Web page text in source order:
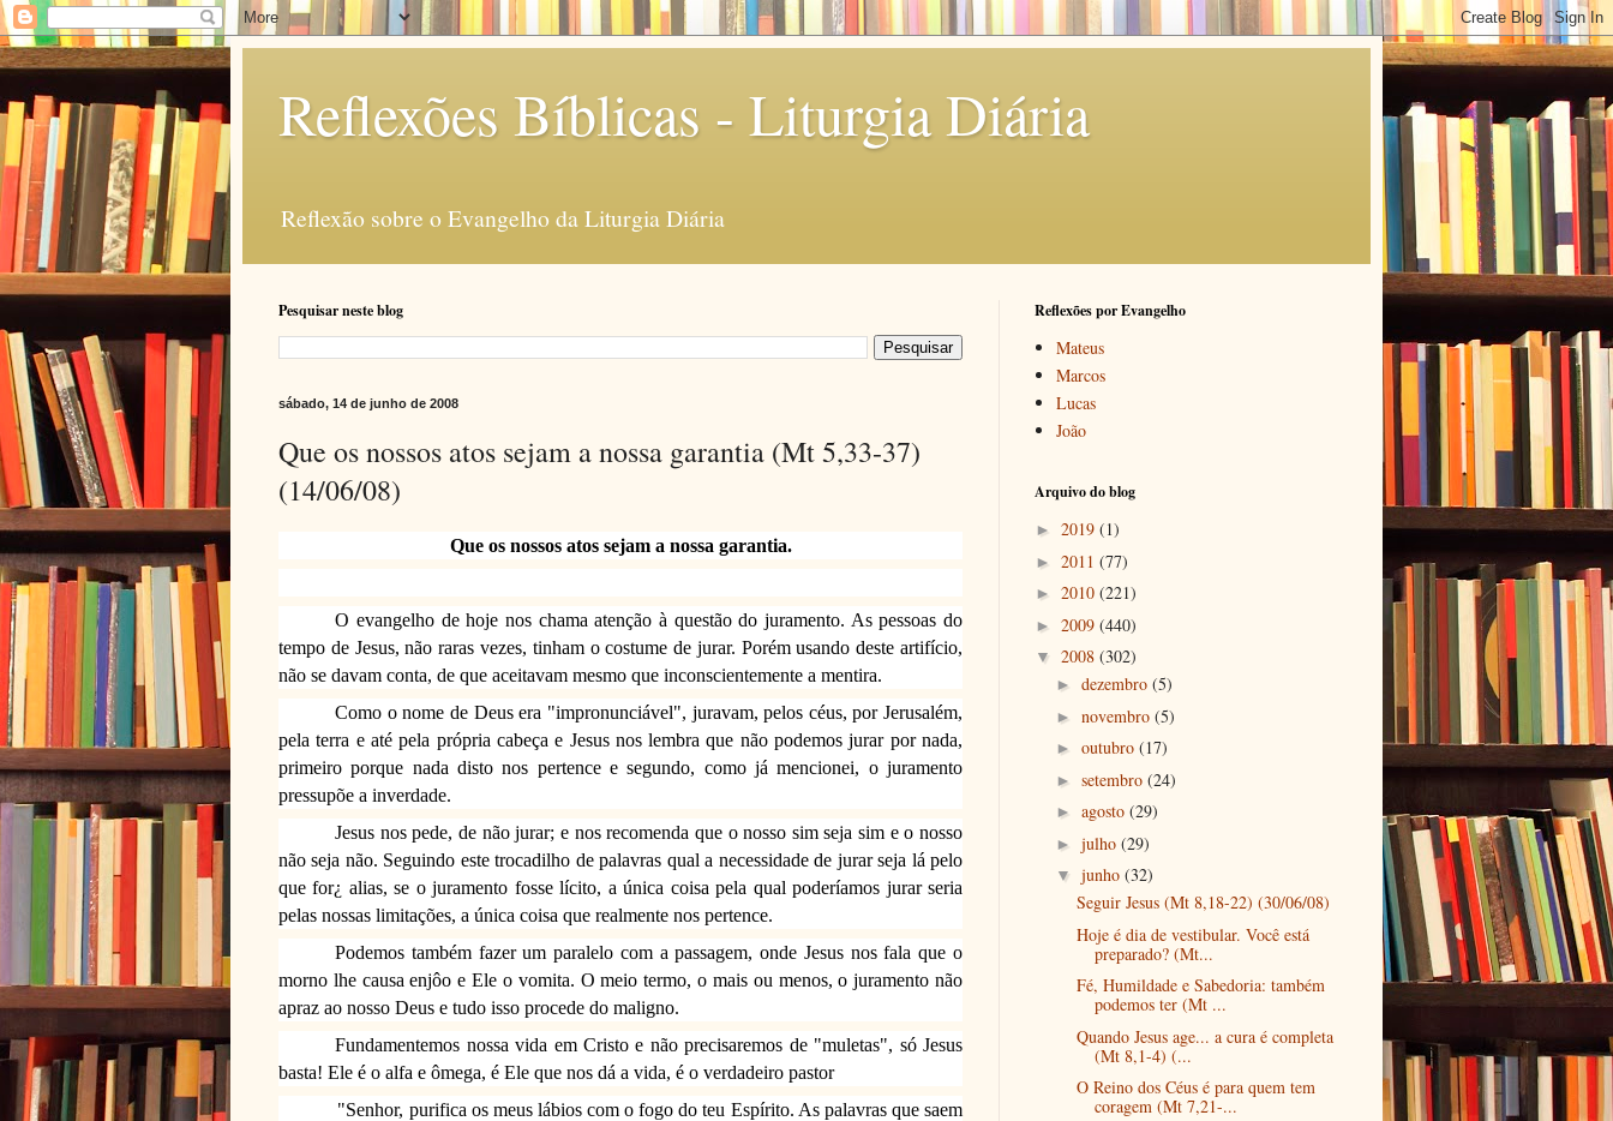
Reflexões Bíblicas - Liturgia Diária
Reflexão sobre o Evangelho da Liturgia Diária
Pesquisar neste blog
sábado, 14 de junho de 2008
Que os nossos atos sejam a nossa garantia (Mt 5,33-37)
(14/06/08)
Que os nossos atos sejam a nossa garantia.
O evangelho de hoje nos chama atenção à questão do juramento. As pessoas do
tempo de Jesus, não raras vezes, tinham o costume de jurar. Porém usando deste artifício,
não se davam conta, de que aceitavam mesmo que inconscientemente a mentira.
Como o nome de Deus era "impronunciável", juravam, pelos céus, por Jerusalém,
pela terra e até pela própria cabeça e Jesus nos lembra que não podemos jurar por nada,
primeiro porque nada disto nos pertence e segundo, como já mencionei, o juramento
pressupõe a inverdade.
Jesus nos pede, de não jurar; e nos recomenda que o nosso sim seja sim e o nosso
não seja não. Seguindo este trocadilho de palavras qual a necessidade de jurar seja lá pelo
que for¿ alias, se o juramento fosse lícito, a única coisa pela qual poderíamos jurar seria
pelas nossas limitações, a única coisa que realmente nos pertence.
Podemos também fazer um paralelo com a passagem, onde Jesus nos fala que o
morno lhe causa enjôo e Ele o vomita. O meio termo, o mais ou menos, o juramento não
apraz ao nosso Deus e tudo isso procede do maligno.
Fundamentemos nossa vida em Cristo e não precisaremos de "muletas", só Jesus
basta! Ele é o alfa e ômega, é Ele que nos dá a vida, é o verdadeiro pastor
"Senhor, purifica os meus lábios com o fogo do teu Espírito. As palavras que saem
Reflexões por Evangelho
Mateus
Marcos
Lucas
João
Arquivo do blog
► 2019 (1)
► 2011 (77)
► 2010 (221)
► 2009 (440)
▼ 2008 (302)
► dezembro (5)
► novembro (5)
► outubro (17)
► setembro (24)
► agosto (29)
► julho (29)
▼ junho (32)
Seguir Jesus (Mt 8,18-22) (30/06/08)
Hoje é dia de vestibular. Você está
preparado? (Mt...
Fé, Humildade e Sabedoria: também
podemos ter (Mt ...
Quando Jesus age... a cura é completa
(Mt 8,1-4) (...
O Reino dos Céus é para quem tem
coragem (Mt 7,21-...